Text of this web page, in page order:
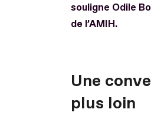
souligne Odile
de l’AMIH.
Une
plus loin